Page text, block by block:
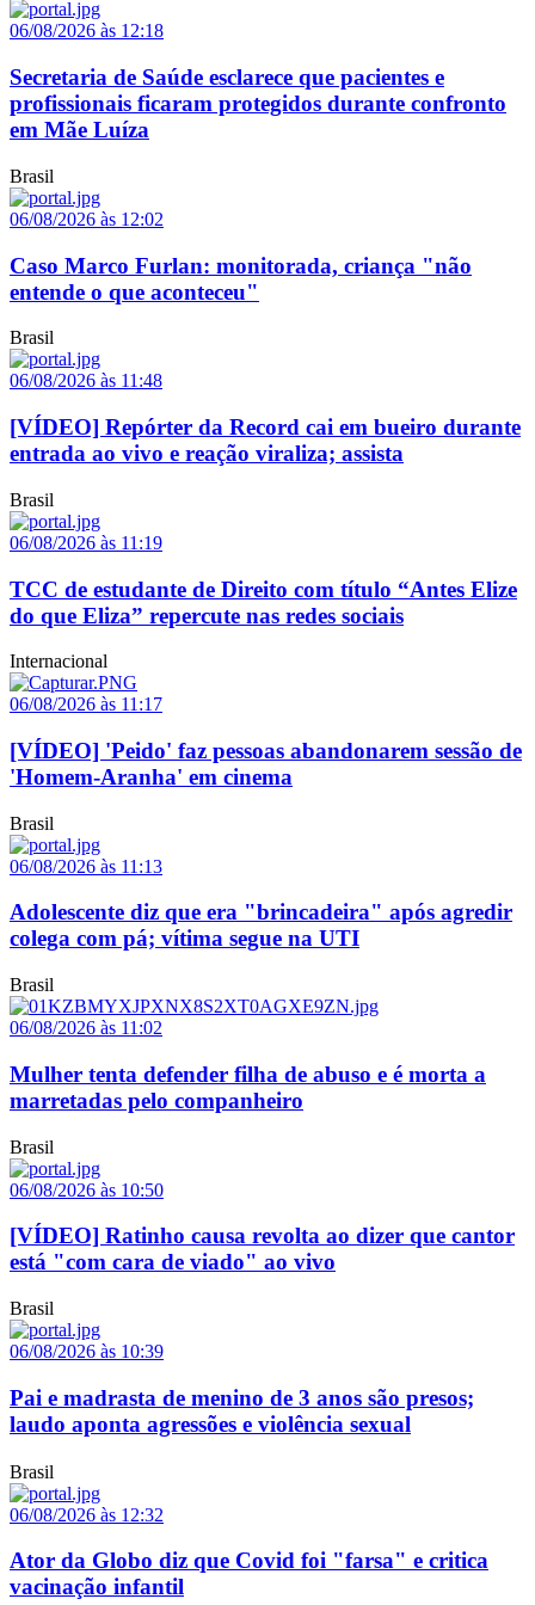
06/08/2026 às 12:18
Secretaria de Saúde esclarece que pacientes e
profissionais ficaram protegidos durante confronto
em Mãe Luíza
Brasil
06/08/2026 às 12:02
Caso Marco Furlan: monitorada, criança "não
entende o que aconteceu"
Brasil
06/08/2026 às 11:48
[VÍDEO] Repórter da Record cai em bueiro durante
entrada ao vivo e reação viraliza; assista
Brasil
06/08/2026 às 11:19
TCC de estudante de Direito com título “Antes Elize
do que Eliza” repercute nas redes sociais
Internacional
06/08/2026 às 11:17
[VÍDEO] 'Peido' faz pessoas abandonarem sessão de
'Homem-Aranha' em cinema
Brasil
06/08/2026 às 11:13
Adolescente diz que era "brincadeira" após agredir
colega com pá; vítima segue na UTI
Brasil
06/08/2026 às 11:02
Mulher tenta defender filha de abuso e é morta a
marretadas pelo companheiro
Brasil
06/08/2026 às 10:50
[VÍDEO] Ratinho causa revolta ao dizer que cantor
está "com cara de viado" ao vivo
Brasil
06/08/2026 às 10:39
Pai e madrasta de menino de 3 anos são presos;
laudo aponta agressões e violência sexual
Brasil
06/08/2026 às 12:32
Ator da Globo diz que Covid foi "farsa" e critica
vacinação infantil